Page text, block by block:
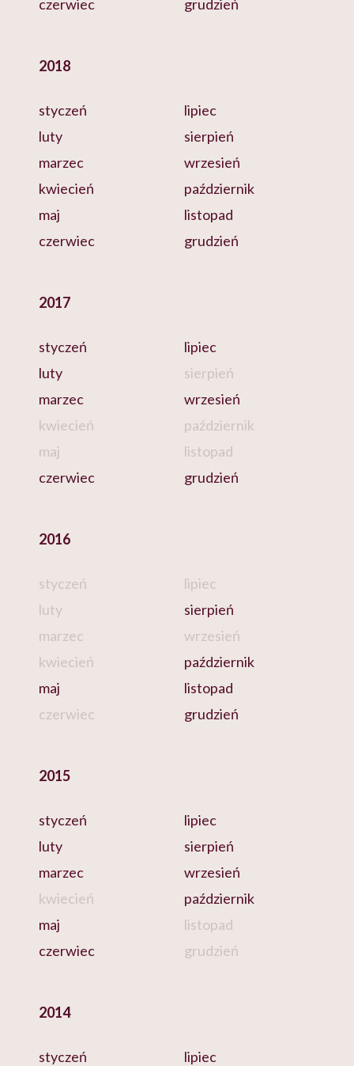
czerwiec grudzień
2018
styczeń
luty
marzec
kwiecień
maj
czerwiec
lipiec
sierpień
wrzesień
październik
listopad
grudzień
2017
styczeń
luty
marzec
kwiecień
maj
czerwiec
lipiec
sierpień
wrzesień
październik
listopad
grudzień
2016
styczeń
luty
marzec
kwiecień
maj
czerwiec
lipiec
sierpień
wrzesień
październik
listopad
grudzień
2015
styczeń
luty
marzec
kwiecień
maj
czerwiec
lipiec
sierpień
wrzesień
październik
listopad
grudzień
2014
styczeń
lipiec